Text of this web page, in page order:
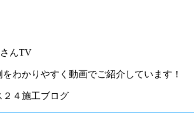
んTV
わかりやすく動画でご紹介しています！